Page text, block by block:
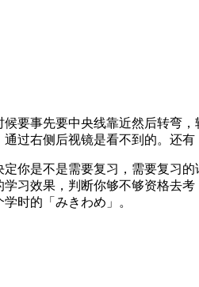
要事先要中央线靠近然后转弯
过右侧后视镜是看不到的。还
你是不是需要复习，需要复习
习效果，判断你够不够资格去
时的「みきわめ」。